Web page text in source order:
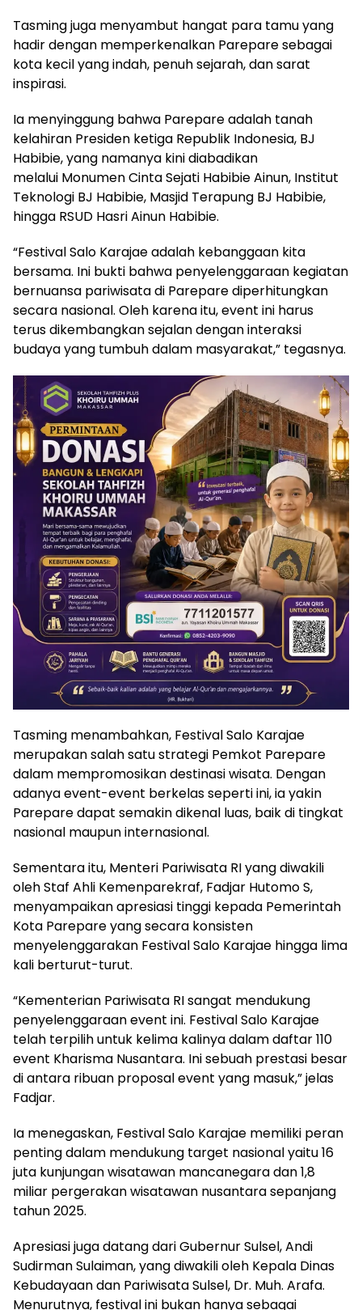
Tasming juga menyambut hangat para tamu yang
hadir dengan memperkenalkan Parepare sebagai
kota kecil yang indah, penuh sejarah, dan sarat
inspirasi.
Ia menyinggung bahwa Parepare adalah tanah
kelahiran Presiden ketiga Republik Indonesia, BJ
Habibie, yang namanya kini diabadikan
melalui Monumen Cinta Sejati Habibie Ainun, Institut
Teknologi BJ Habibie, Masjid Terapung BJ Habibie,
hingga RSUD Hasri Ainun Habibie.
“Festival Salo Karajae adalah kebanggaan kita
bersama. Ini bukti bahwa penyelenggaraan kegiatan
bernuansa pariwisata di Parepare diperhitungkan
secara nasional. Oleh karena itu, event ini harus
terus dikembangkan sejalan dengan interaksi
budaya yang tumbuh dalam masyarakat,” tegasnya.
Tasming menambahkan, Festival Salo Karajae
merupakan salah satu strategi Pemkot Parepare
dalam mempromosikan destinasi wisata. Dengan
adanya event-event berkelas seperti ini, ia yakin
Parepare dapat semakin dikenal luas, baik di tingkat
nasional maupun internasional.
Sementara itu, Menteri Pariwisata RI yang diwakili
oleh Staf Ahli Kemenparekraf, Fadjar Hutomo S,
menyampaikan apresiasi tinggi kepada Pemerintah
Kota Parepare yang secara konsisten
menyelenggarakan Festival Salo Karajae hingga lima
kali berturut-turut.
“Kementerian Pariwisata RI sangat mendukung
penyelenggaraan event ini. Festival Salo Karajae
telah terpilih untuk kelima kalinya dalam daftar 110
event Kharisma Nusantara. Ini sebuah prestasi besar
di antara ribuan proposal event yang masuk,” jelas
Fadjar.
Ia menegaskan, Festival Salo Karajae memiliki peran
penting dalam mendukung target nasional yaitu 16
juta kunjungan wisatawan mancanegara dan 1,8
miliar pergerakan wisatawan nusantara sepanjang
tahun 2025.
Apresiasi juga datang dari Gubernur Sulsel, Andi
Sudirman Sulaiman, yang diwakili oleh Kepala Dinas
Kebudayaan dan Pariwisata Sulsel, Dr. Muh. Arafa.
Menurutnya, festival ini bukan hanya sebagai